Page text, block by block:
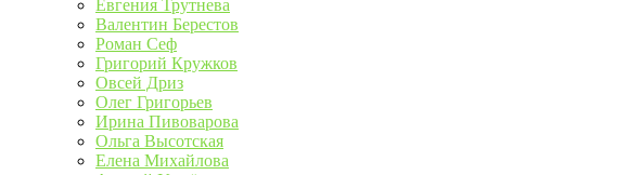
Евгения Трутнева
Валентин Берестов
Роман Сеф
Григорий Кружков
Овсей Дриз
Олег Григорьев
Ирина Пивоварова
Ольга Высотская
Елена Михайлова